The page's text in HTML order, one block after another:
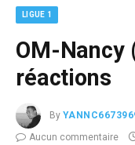
LIGUE 1
OM-Nancy
réactions
By
Aucun commentaire